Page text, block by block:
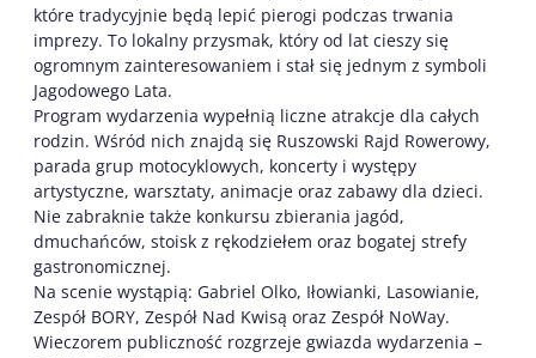
które tradycyjnie będą lepić pierogi podczas trwania
imprezy. To lokalny przysmak, który od lat cieszy się
ogromnym zainteresowaniem i stał się jednym z symboli
Jagodowego Lata.
Program wydarzenia wypełnią liczne atrakcje dla całych
rodzin. Wśród nich znajdą się Ruszowski Rajd Rowerowy,
parada grup motocyklowych, koncerty i występy
artystyczne, warsztaty, animacje oraz zabawy dla dzieci.
Nie zabraknie także konkursu zbierania jagód,
dmuchańców, stoisk z rękodziełem oraz bogatej strefy
gastronomicznej.
Na scenie wystąpią: Gabriel Olko, Iłowianki, Lasowianie,
Zespół BORY, Zespół Nad Kwisą oraz Zespół NoWay.
Wieczorem publiczność rozgrzeje gwiazda wydarzenia –